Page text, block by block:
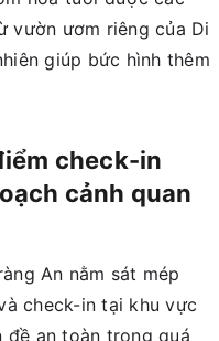
vườn ươm riêng của Di
giúp bức hình thêm
check-in
cảnh quan
An nằm sát mép
check-in tại khu vực
đề an toàn trong quá